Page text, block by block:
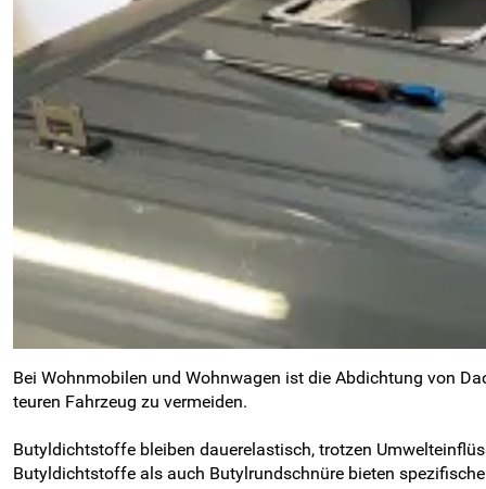
Bei Wohnmobilen und Wohnwagen ist die Abdichtung von
teuren Fahrzeug zu vermeiden.
Butyldichtstoffe bleiben dauerelastisch, trotzen
Butyldichtstoffe als auch Butylrundschnüre bieten